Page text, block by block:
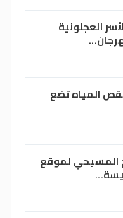
العجلونية
المياه تضع
المسيحي لموقع